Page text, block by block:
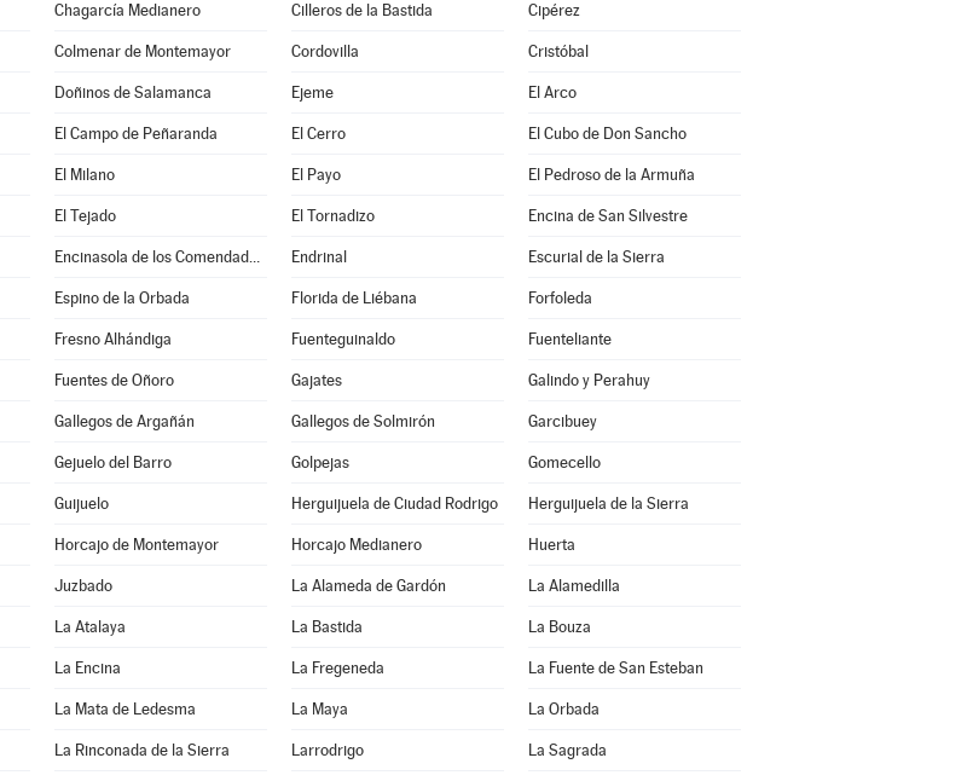
Chagarcía Medianero Cilleros de la Bastida Cipérez
Colmenar de Montemayor Cordovilla Cristóbal
Doñinos de Salamanca Ejeme El Arco
El Campo de Peñaranda El Cerro El Cubo de Don Sancho
El Milano El Payo El Pedroso de la Armuña
El Tejado El Tornadizo Encina de San Silvestre
Encinasola de los Comendadores Endrinal Escurial de la Sierra
Espino de la Orbada Florida de Liébana Forfoleda
Fresno Alhándiga Fuenteguinaldo Fuenteliante
Fuentes de Oñoro Gajates Galindo y Perahuy
Gallegos de Argañán Gallegos de Solmirón Garcibuey
Gejuelo del Barro Golpejas Gomecello
Guijuelo Herguijuela de Ciudad Rodrigo Herguijuela de la Sierra
Horcajo de Montemayor Horcajo Medianero Huerta
Juzbado La Alameda de Gardón La Alamedilla
La Atalaya La Bastida La Bouza
La Encina La Fregeneda La Fuente de San Esteban
La Mata de Ledesma La Maya La Orbada
La Rinconada de la Sierra Larrodrigo La Sagrada